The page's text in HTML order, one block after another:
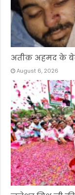
अतीक़ अहमद के
August 6, 2026